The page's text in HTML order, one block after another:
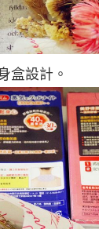
盒設計。